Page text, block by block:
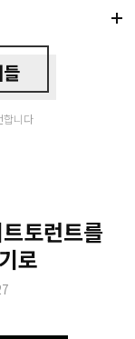
합니다
토런트를
로